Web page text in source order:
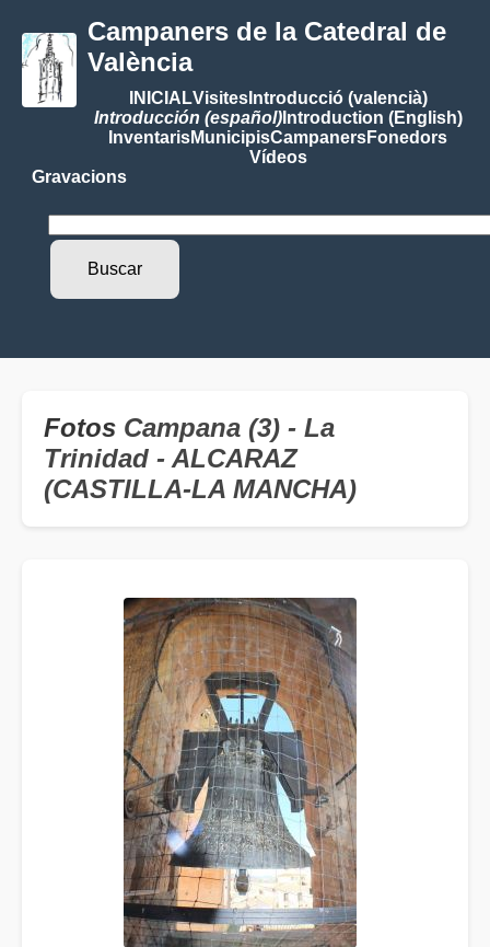
Campaners de la Catedral de
València
INICIALVisitesIntroducció (valencià)
Introducción (español)Introduction (English)
InventarisMunicipisCampanersFonedors
Vídeos
Gravacions
Fotos Campana (3) - La
Trinidad - ALCARAZ
(CASTILLA-LA MANCHA)